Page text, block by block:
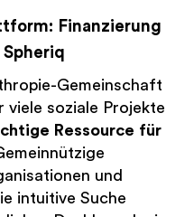
Finanzierung
Gemeinschaft
viele soziale Projekte
Ressource für
und
intuitive Suche